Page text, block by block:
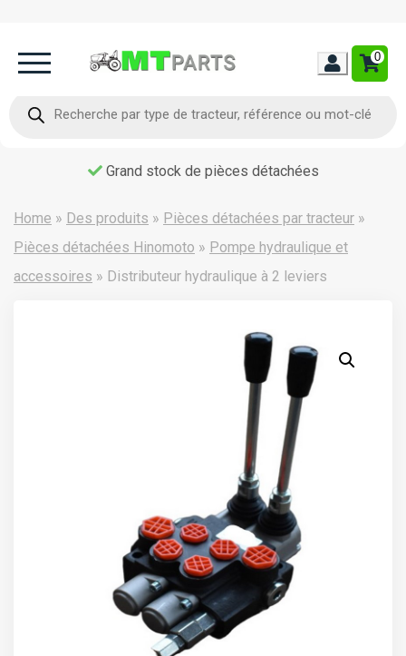
0
produits
Grand stock de pièces détachées
Home » Des produits » Pièces détachées par tracteur »
Pièces détachées Hinomoto » Pompe hydraulique et
accessoires » Distributeur hydraulique à 2 leviers